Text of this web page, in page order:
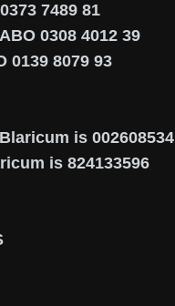
7489 81
0308 4012 39
0139 8079 93
is 002608534
is 824133596